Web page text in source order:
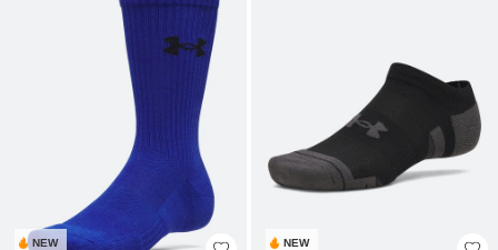
NEW NEW